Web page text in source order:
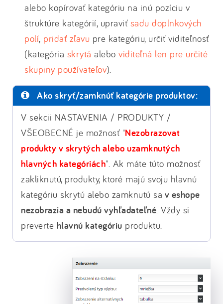
alebo kopírovať kategóriu na inú pozíciu v
štruktúre kategórií, upraviť sadu doplnkových
polí, pridať zľavu pre kategóriu, určiť viditeľnosť
(kategória skrytá alebo viditeľná len pre určité
skupiny používateľov).
Ako skryť/zamknúť kategórie produktov:
V sekcii NASTAVENIA / PRODUKTY /
VŠEOBECNÉ je možnosť "Nezobrazovat
produkty v skrytých alebo uzamknutých
hlavných kategóriách". Ak máte túto možnosť
zakliknutú, produkty, ktoré majú svoju hlavnú
kategóriu skrytú alebo zamknutú sa v eshope
nezobrazia a nebudú vyhľadateľné. Vždy si
preverte hlavnú kategóriu produktu.